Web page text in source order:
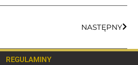
NASTĘPNY
REGULAMINY